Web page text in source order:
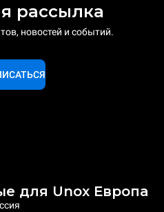
рассылка
новостей и событий.
для Unox Европа